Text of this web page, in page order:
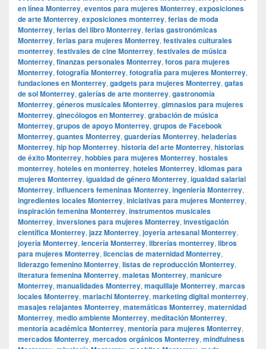
en línea Monterrey, eventos para mujeres Monterrey, exposiciones
de arte Monterrey, exposiciones monterrey, ferias de moda
Monterrey, ferias del libro Monterrey, ferias gastronómicas
Monterrey, ferias para mujeres Monterrey, festivales culturales
monterrey, festivales de cine Monterrey, festivales de música
Monterrey, finanzas personales Monterrey, foros para mujeres
Monterrey, fotografía Monterrey, fotografía para mujeres Monterrey,
fundaciones en Monterrey, gadgets para mujeres Monterrey, gafas
de sol Monterrey, galerías de arte monterrey, gastronomía
Monterrey, géneros musicales Monterrey, gimnasios para mujeres
Monterrey, ginecólogos en Monterrey, grabación de música
Monterrey, grupos de apoyo Monterrey, grupos de Facebook
Monterrey, guantes Monterrey, guarderías Monterrey, heladerías
Monterrey, hip hop Monterrey, historia del arte Monterrey, historias
de éxito Monterrey, hobbies para mujeres Monterrey, hostales
monterrey, hoteles en monterrey, hoteles Monterrey, idiomas para
mujeres Monterrey, igualdad de género Monterrey, igualdad salarial
Monterrey, influencers femeninas Monterrey, ingeniería Monterrey,
ingredientes locales Monterrey, iniciativas para mujeres Monterrey,
inspiración femenina Monterrey, instrumentos musicales
Monterrey, inversiones para mujeres Monterrey, investigación
científica Monterrey, jazz Monterrey, joyería artesanal Monterrey,
joyería Monterrey, lencería Monterrey, librerías monterrey, libros
para mujeres Monterrey, licencias de maternidad Monterrey,
liderazgo femenino Monterrey, listas de reproducción Monterrey,
literatura femenina Monterrey, maletas Monterrey, manicure
Monterrey, manualidades Monterrey, maquillaje Monterrey, marcas
locales Monterrey, mariachi Monterrey, marketing digital monterrey,
masajes relajantes Monterrey, matemáticas Monterrey, maternidad
Monterrey, medio ambiente Monterrey, meditación Monterrey,
mentoría académica Monterrey, mentoría para mujeres Monterrey,
mercados Monterrey, mercados orgánicos Monterrey, mindfulness